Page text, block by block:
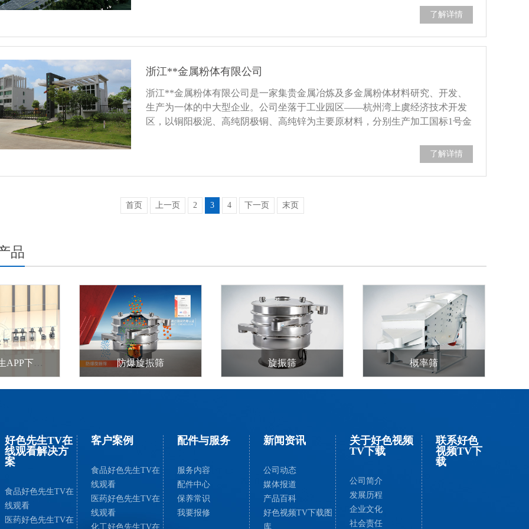
好色先生TV在线观看、精密陶瓷抛光好色先生TV在线观看、不锈钢外光件精
了解详情
浙江**金属粉体有限公司
浙江**金属粉体有限公司是一家集贵金属冶炼及多金属粉体材料研究、开发、
生产为一体的中大型企业。公司坐落于工业园区——杭州湾上虞经济技术开发
区，以铜阳极泥、高纯阴极铜、高纯锌为主要原材料，分别生产加工国标1号金
了解详情
首页 上一页 2 3 4 下一页 末页
品
供料好色先生APP下载链接 防爆旋振筛 旋振筛 概率筛
好色先生TV在
线观看解决方
案
食品好色先生TV在
线观看
医药好色先生TV在
客户案例
食品好色先生TV在
线观看
医药好色先生TV在
线观看
化工好色先生TV在
配件与服务
服务内容
配件中心
保养常识
我要报修
新闻资讯
公司动态
媒体报道
产品百科
好色视频TV下载图
库
关于好色视频
TV下载
公司简介
发展历程
企业文化
社会责任
联系好色
视频TV下
载